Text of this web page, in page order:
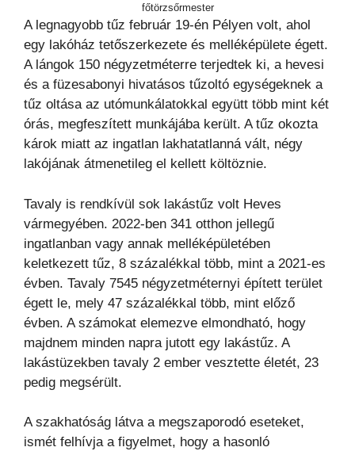
főtörzsőrmester
A legnagyobb tűz február 19-én Pélyen volt, ahol
egy lakóház tetőszerkezete és melléképülete égett.
A lángok 150 négyzetméterre terjedtek ki, a hevesi
és a füzesabonyi hivatásos tűzoltó egységeknek a
tűz oltása az utómunkálatokkal együtt több mint két
órás, megfeszített munkájába került. A tűz okozta
károk miatt az ingatlan lakhatatlanná vált, négy
lakójának átmenetileg el kellett költöznie.
Tavaly is rendkívül sok lakástűz volt Heves
vármegyében. 2022-ben 341 otthon jellegű
ingatlanban vagy annak melléképületében
keletkezett tűz, 8 százalékkal több, mint a 2021-es
évben. Tavaly 7545 négyzetméternyi épített terület
égett le, mely 47 százalékkal több, mint előző
évben. A számokat elemezve elmondható, hogy
majdnem minden napra jutott egy lakástűz. A
lakástüzekben tavaly 2 ember vesztette életét, 23
pedig megsérült.
A szakhatóság látva a megszaporodó eseteket,
ismét felhívja a figyelmet, hogy a hasonló